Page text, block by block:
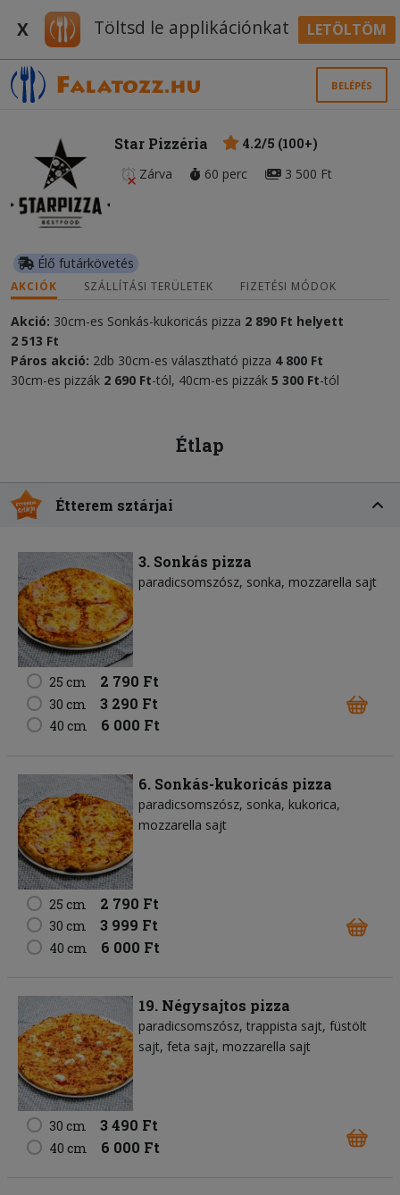
X Töltsd le applikációnkat LETÖLTÖM
BELÉPÉS
Star Pizzéria
4.2/5 (100+)
Zárva
60 perc 3 500 Ft
Élő futárkövetés
AKCIÓK SZÁLLÍTÁSI TERÜLETEK FIZETÉSI MÓDOK
Akció: 30cm-es Sonkás-kukoricás pizza 2 890 Ft helyett
2 513 Ft
Páros akció: 2db 30cm-es választható pizza 4 800 Ft
30cm-es pizzák 2 690 Ft-tól, 40cm-es pizzák 5 300 Ft-tól
Étlap
Étterem sztárjai
3. Sonkás pizza
paradicsomszósz sonka mozzarella sajt
25 cm 2 790 Ft
30 cm 3 290 Ft
40 cm 6 000 Ft
6. Sonkás-kukoricás pizza
paradicsomszósz sonka kukorica
mozzarella sajt
25 cm 2 790 Ft
30 cm 3 999 Ft
40 cm 6 000 Ft
19. Négysajtos pizza
paradicsomszósz trappista sajt füstölt
sajt feta sajt mozzarella sajt
30 cm 3 490 Ft
40 cm 6 000 Ft